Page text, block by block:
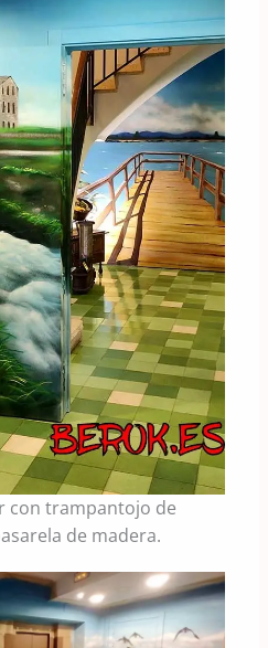
con trampantojo de
de madera.